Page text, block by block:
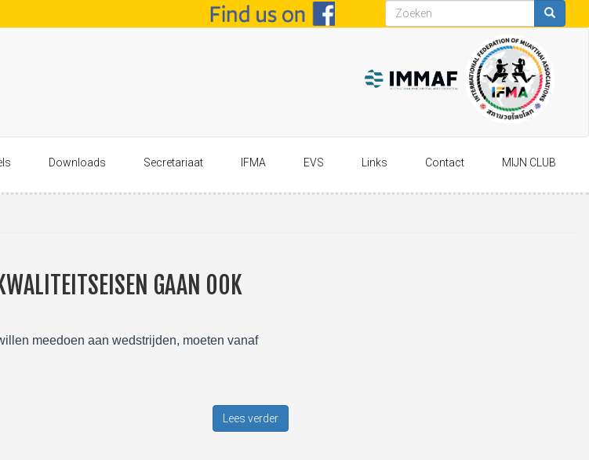
Zoekveld
Downloads Secretariaat IFMA EVS Links Contact MIJN CLUB
GAAN OOK
meedoen aan wedstrijden, moeten vanaf
Lees verder